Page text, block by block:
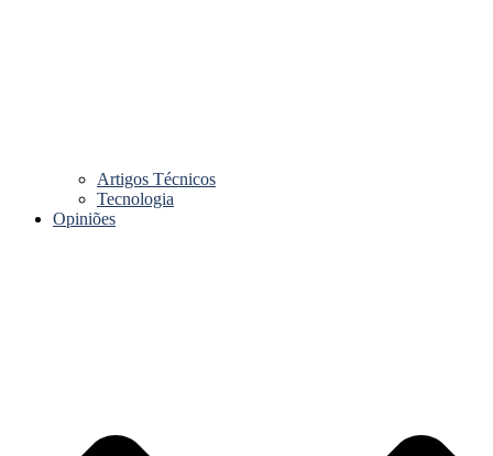
Artigos Técnicos
Tecnologia
Opiniões